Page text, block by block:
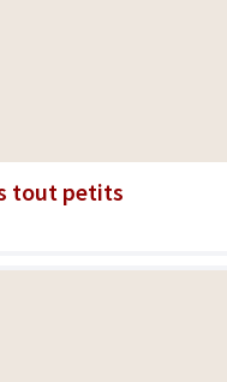
tout petits